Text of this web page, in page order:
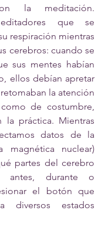
la meditación.
que se
respiración mientras
cerebros: cuando se
sus mentes habían
ellos debían apretar
la atención
de costumbre,
la práctica. Mientras
datos de la
magnética nuclear)
partes del cerebro
antes, durante o
el botón que
diversos estados